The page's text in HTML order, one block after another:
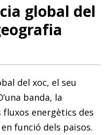
global del
del xoc, el seu
banda, la
energètics des
funció dels països.